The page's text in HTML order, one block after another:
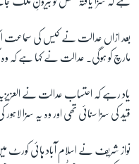
مارچ کو ہوگی۔ عدالت نے کہا ہے کہ
یاد رہے کہ احتساب عدالت نے
قید کی سزا سنائی تھی اور وہ یہ سزا
نواز شریف نے اسلام آباد ہائی کورٹ